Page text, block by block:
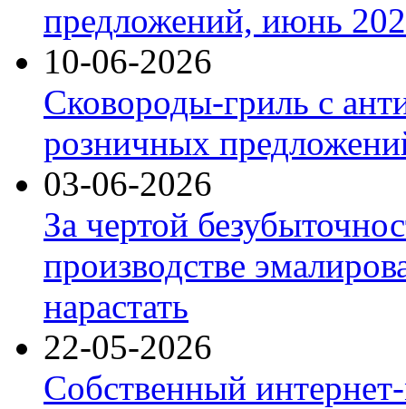
предложений, июнь
10-06-2026
Сковороды-гриль с
розничных
03-06-2026
За чертой
производстве
нарастать
22-05-2026
Собственный